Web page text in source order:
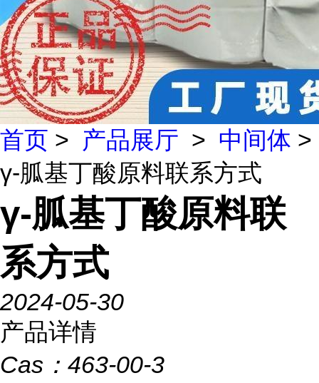
首页 > 产品展厅 > 中间体 >
γ-胍基丁酸原料联系方式
γ-胍基丁酸原料联
系方式
2024-05-30
产品详情
Cas： 463-00-3